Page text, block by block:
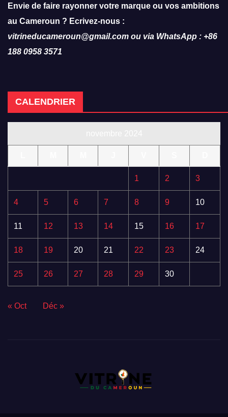
Envie de faire rayonner votre marque ou vos ambitions
au Cameroun ? Ecrivez-nous :
vitrineducameroun@gmail.com ou via WhatsApp : +86
188 0958 3571
CALENDRIER
1 2 3
4 5 6 7 8 9 10
11 12 13 14 15 16 17
18 19 20 21 22 23 24
25 26 27 28 29 30
« Oct Déc »